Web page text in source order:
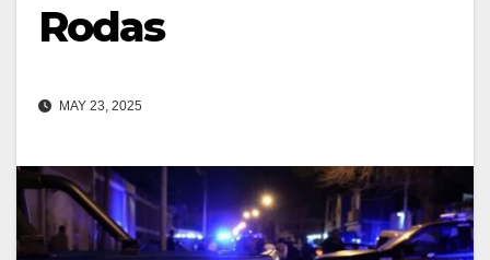
Rodas
MAY 23, 2025